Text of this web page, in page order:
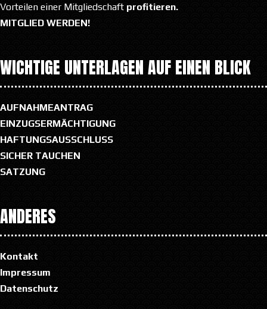
Vorteilen einer Mitgliedschaft profitieren.
MITGLIED WERDEN!
WICHTIGE UNTERLAGEN AUF EINEN BLICK
AUFNAHMEANTRAG
EINZUGSERMÄCHTIGUNG
HAFTUNGSAUSSCHLUSS
SICHER TAUCHEN
SATZUNG
ANDERES
Kontakt
Impressum
Datenschutz